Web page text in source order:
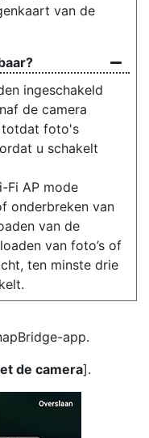
van de
ingeschakeld
de camera
totdat foto's
u schakelt
Fi AP mode
onderbreken van
van de
van foto’s of
ten minste drie
app.
de camera].